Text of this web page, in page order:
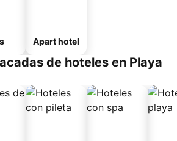
Apart hotel
de hoteles en Playa